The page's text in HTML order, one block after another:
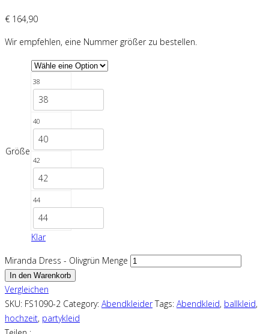
€ 164,90
Wir empfehlen, eine Nummer größer zu bestellen.
Größe
38
38
40
40
42
42
44
44
Klar
Miranda Dress - Olivgrün Menge
In den Warenkorb
Vergleichen
SKU: FS1090-2 Category: Abendkleider Tags: Abendkleid, ballkleid,
hochzeit, partykleid